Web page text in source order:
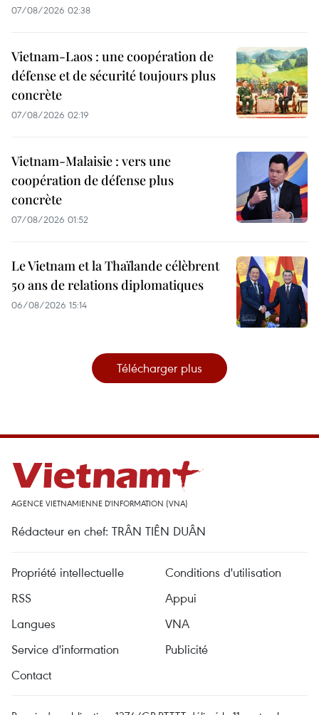
07/08/2026 02:38
Vietnam-Laos : une coopération de
défense et de sécurité toujours plus
concrète
07/08/2026 02:19
Vietnam-Malaisie : vers une
coopération de défense plus
concrète
07/08/2026 01:52
Le Vietnam et la Thaïlande célèbrent
50 ans de relations diplomatiques
06/08/2026 15:14
Télécharger plus
AGENCE VIETNAMIENNE D'INFORMATION (VNA)
Rédacteur en chef: TRÂN TIÊN DUÂN
Propriété intellectuelle
Conditions d'utilisation
RSS
Appui
Langues
VNA
Service d'information
Publicité
Contact